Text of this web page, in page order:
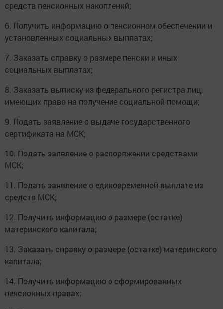
средств пенсионных накоплений;
6. Получить информацию о пенсионном обеспечении и
установленных социальных выплатах;
7. Заказать справку о размере пенсии и иных
социальных выплатах;
8. Заказать выписку из федерального регистра лиц,
имеющих право на получение социальной помощи;
9. Подать заявление о выдаче государственного
сертификата на МСК;
10. Подать заявление о распоряжении средствами
МСК;
11. Подать заявление о единовременной выплате из
средств МСК;
12. Получить информацию о размере (остатке)
материнского капитала;
13. Заказать справку о размере (остатке) материнского
капитала;
14. Получить информацию о сформированных
пенсионных правах;